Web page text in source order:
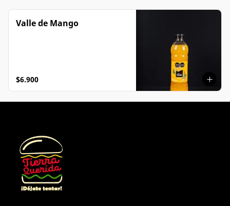
Valle de Mango
$6.900